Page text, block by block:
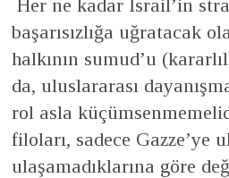
Her ne kadar İsrail’in
başarısızlığa uğratacak
halkının sumud’u
da, uluslararası
rol asla
filoları, sadece Gazze’ye
ulaşamadıklarına göre